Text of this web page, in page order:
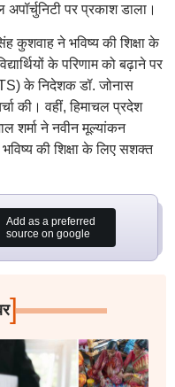
पर प्रकाश डाला।
कुशवाह ने भविष्य की शिक्षा के
के परिणाम को बढ़ाने पर
के निदेशक डॉ. जोनास
की। वहीं, हिमाचल प्रदेश
शर्मा ने नवीन मूल्यांकन
भविष्य की शिक्षा के लिए सशक्त
Add as a preferred
source on google
]